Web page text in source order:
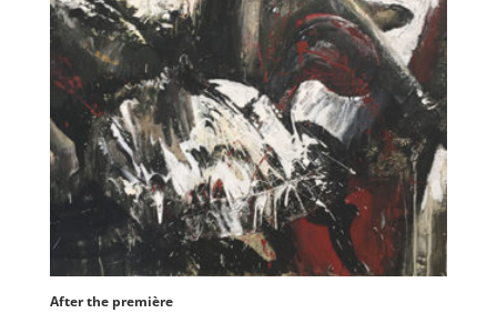
After the première